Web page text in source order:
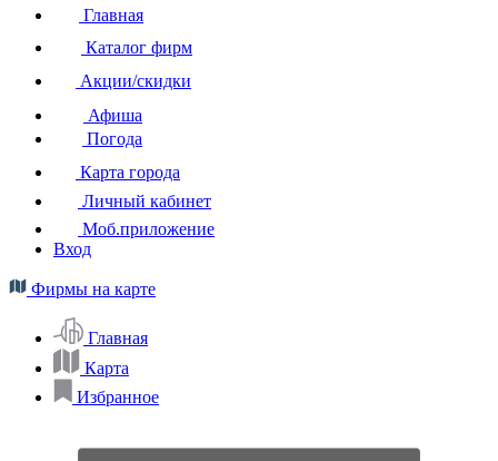
Главная
Каталог фирм
Акции/скидки
Афиша
Погода
Карта города
Личный кабинет
Моб.приложение
Вход
Фирмы на карте
Главная
Карта
Избранное